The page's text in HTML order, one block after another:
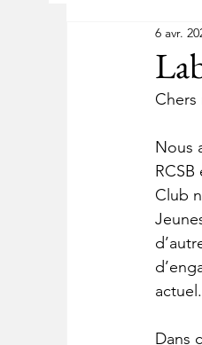
6 avr.
Chers
Nous
Club
actuel.
Dans